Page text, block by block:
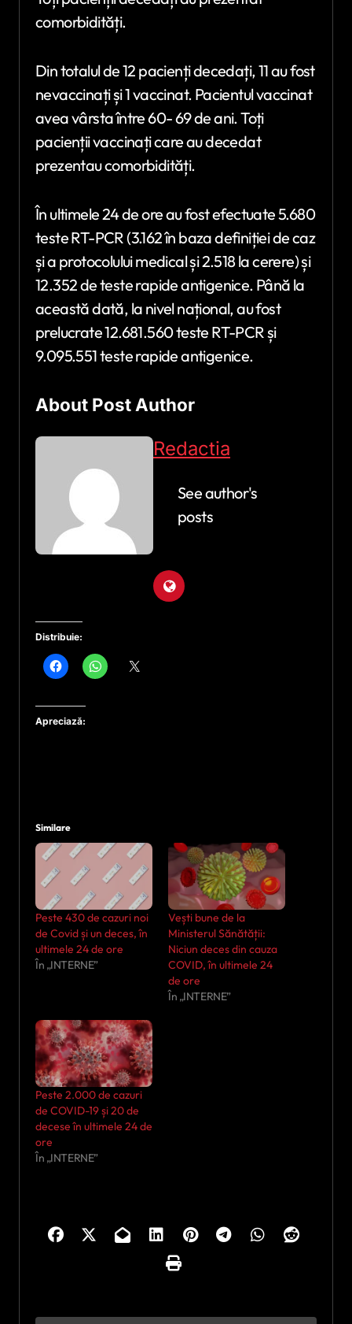
comorbidități.
Din totalul de 12 pacienți decedați, 11 au fost
nevaccinați și 1 vaccinat. Pacientul vaccinat
avea vârsta între 60- 69 de ani. Toți
pacienții vaccinați care au decedat
prezentau comorbidități.
În ultimele 24 de ore au fost efectuate 5.680
teste RT-PCR (3.162 în baza definiției de caz
și a protocolului medical și 2.518 la cerere) și
12.352 de teste rapide antigenice. Până la
această dată, la nivel național, au fost
prelucrate 12.681.560 teste RT-PCR și
9.095.551 teste rapide antigenice.
About Post Author
Redactia
See author's
posts
Distribuie:
Apreciază:
Similare
Peste 430 de cazuri noi
de Covid și un deces, în
ultimele 24 de ore
În „INTERNE”
Vești bune de la
Ministerul Sănătății:
Niciun deces din cauza
COVID, în ultimele 24
de ore
În „INTERNE”
Peste 2.000 de cazuri
de COVID-19 și 20 de
decese în ultimele 24 de
ore
În „INTERNE”